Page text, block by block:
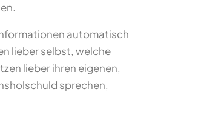
automatisch
lieber selbst, welche
lieber ihren eigenen,
sprechen,